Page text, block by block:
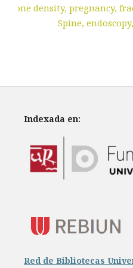
Bone density, pregnancy,
Spine,
Indexada en:
Red de Bibliotecas